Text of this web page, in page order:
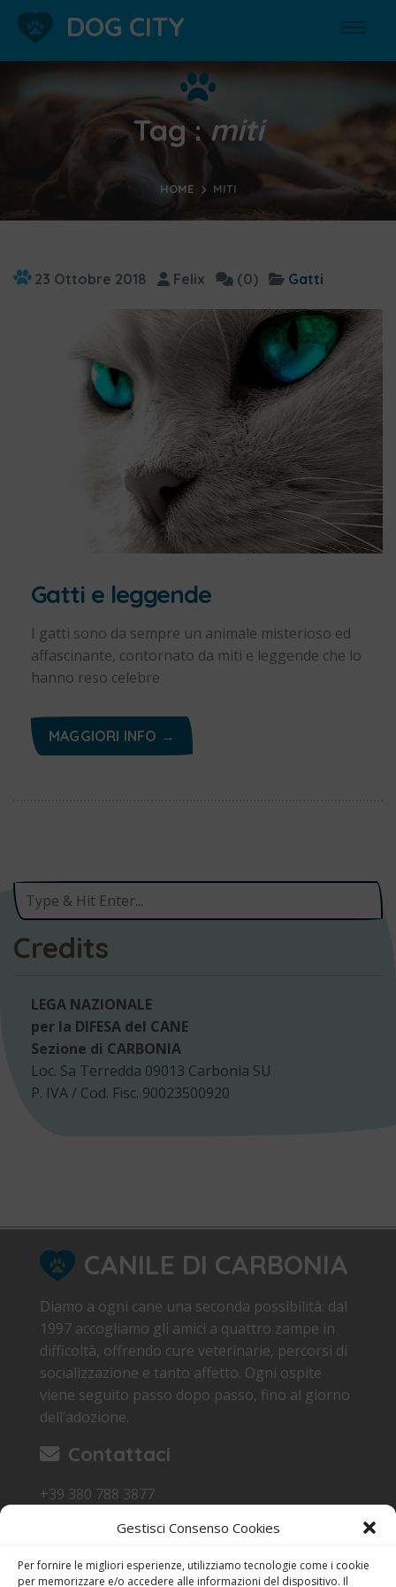
Gestisci Consenso Cookies
Per fornire le migliori esperienze, utilizziamo tecnologie come i cookie
per memorizzare e/o accedere alle informazioni del dispositivo. Il
DOG CITY
Tag : miti
HOME MITI
23 Ottobre 2018 Felix (0) Gatti
Gatti e leggende
I gatti sono da sempre un animale misterioso ed
affascinante, contornato da miti e leggende che lo
hanno reso celebre
MAGGIORI INFO →
Credits
LEGA NAZIONALE
per la DIFESA del CANE
Sezione di CARBONIA
Loc. Sa Terredda 09013 Carbonia SU
P. IVA / Cod. Fisc. 90023500920
CANILE DI CARBONIA
Diamo a ogni cane una seconda possibilità: dal
1997 accogliamo gli amici a quattro zampe in
difficoltà, offrendo cure veterinarie, percorsi di
socializzazione e tanto affetto. Ogni ospite
viene seguito passo dopo passo, fino al giorno
dell’adozione.
Contattaci
+39 380 788 3877
Loc. Sa Terredda 09013 Carbonia SU
Orari di Visita